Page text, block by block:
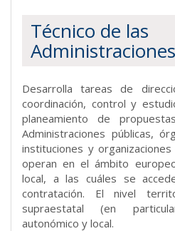
Técnico de las
Desarrolla tareas de
coordinación, control y
planeamiento de
Administraciones públicas,
instituciones y
operan en el ámbito
local, a las cuáles se
contratación. El nivel
supraestatal (en
autonómico y local.